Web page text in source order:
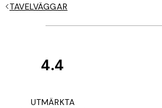
TAVELVÄGGAR
4.4
UTMÄRKTA